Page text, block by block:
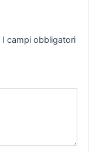
I campi obbligatori